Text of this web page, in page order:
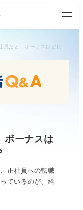
ボーナスは
正社員への転職
ているのが、給